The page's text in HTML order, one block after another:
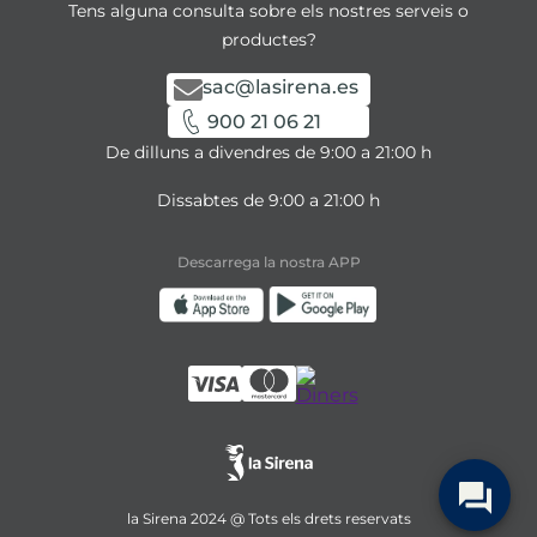
Tens alguna consulta sobre els nostres serveis o
productes?
sac@lasirena.es
900 21 06 21
De dilluns a divendres de 9:00 a 21:00 h
Dissabtes de 9:00 a 21:00 h
Descarrega la nostra APP
la Sirena 2024 @ Tots els drets reservats